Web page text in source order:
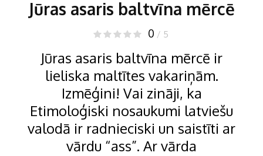
Jūras asaris baltvīna mērcē
0 / 5
Jūras asaris baltvīna mērcē ir
lieliska maltītes vakariņām.
Izmēģini! Vai zināji, ka
Etimoloģiski nosaukumi latviešu
valodā ir radnieciski un saistīti ar
vārdu “ass”. Ar vārda